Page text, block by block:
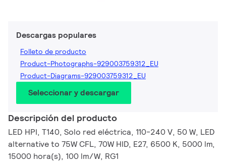
Descargas populares
Folleto de producto
Product-Photographs-929003759312_EU
Product-Diagrams-929003759312_EU
Seleccionar y descargar
Descripción del producto
LED HPI, T140, Solo red eléctrica, 110-240 V, 50 W, LED
alternative to 75W CFL, 70W HID, E27, 6500 K, 5000 lm,
15000 hora(s), 100 lm/W, RG1